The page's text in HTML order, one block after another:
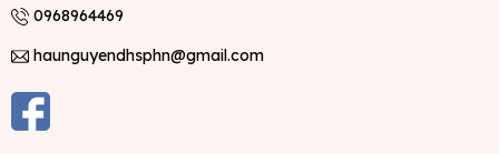
0968964469
haunguyendhsphn@gmail.com